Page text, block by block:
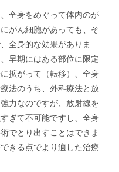
全身をめぐって体内のが
がん細胞があっても、そ
全身的な効果がありま
早期にはある部位に限定
拡がって（転移）、全身
法のうち、外科療法と放
力なのですが、放射線を
ぎて不可能ですし、全身
でとり出すことはできま
きる点でより適した治療